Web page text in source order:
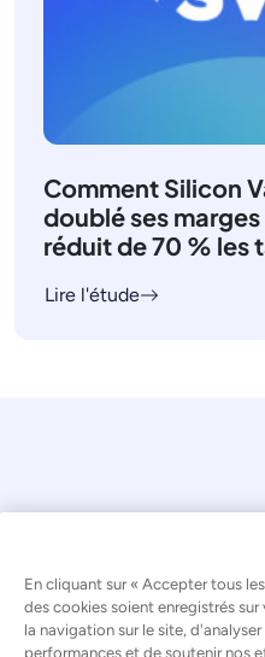
Comment Silicon
doublé ses
réduit de 70 % les
Lire l'étude
© 2026 Kaseya.
En cliquant sur « Accepter tous
des cookies soient enregistrés
la navigation sur le site,
performances et de soutenir nos